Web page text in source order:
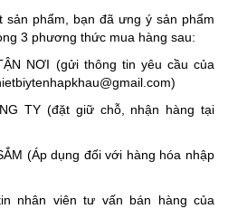
sản phẩm, bạn đã ưng ý sản phẩm
3 phương thức mua hàng sau:
NƠI (gửi thông tin yêu cầu của
)
TY (đặt giữ chỗ, nhận hàng tại
(Áp dụng đối với hàng hóa nhập
nhân viên tư vấn bán hàng của